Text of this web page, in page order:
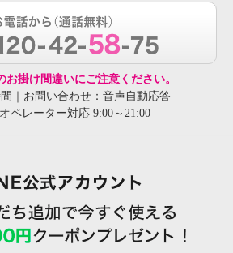
掛け間違いにご注意ください。
｜お問い合わせ：音声自動応答
ペレーター対応 9:00～21:00